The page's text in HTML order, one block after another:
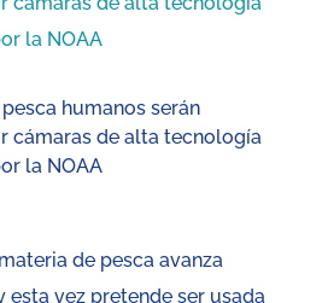
humanos serán
cámaras de alta tecnología
la NOAA
de pesca avanza
esta vez pretende ser usada